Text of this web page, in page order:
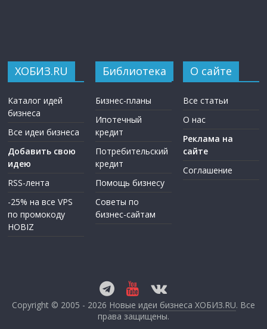
ХОБИЗ.RU
Каталог идей
бизнеса
Все идеи бизнеса
Добавить свою
идею
RSS-лента
-25% на все VPS
по промокоду
HOBIZ
Библиотека
Бизнес-планы
Ипотечный
кредит
Потребительский
кредит
Помощь бизнесу
Советы по
бизнес-сайтам
О сайте
Все статьи
О нас
Реклама на
сайте
Соглашение
Copyright © 2005 - 2026 Новые идеи бизнеса ХОБИЗ.RU. Все
права защищены.